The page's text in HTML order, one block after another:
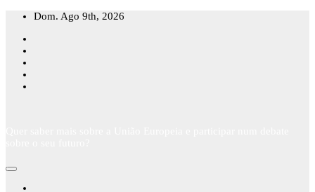
Skip
content
Dom. Ago 9th, 2026